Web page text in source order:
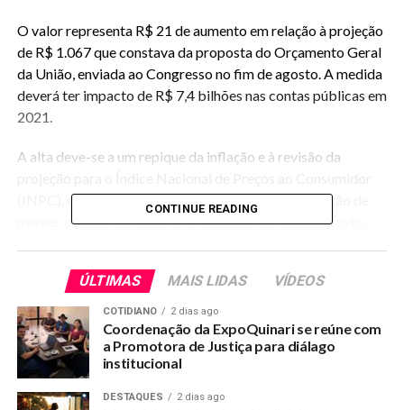
O valor representa R$ 21 de aumento em relação à projeção
de R$ 1.067 que constava da proposta do Orçamento Geral
da União, enviada ao Congresso no fim de agosto. A medida
deverá ter impacto de R$ 7,4 bilhões nas contas públicas em
2021.
A alta deve-se a um repique da inflação e à revisão da
(INPC), usado para cumprir o objetivo da Constituição de
manter o poder de compra do salário mínimo. Em agosto,
projetava que o INPC encerraria 2020 em 2,09%. No fim de
novembro, a previsão saltou para 4,1%, após a alta no preço
dos alimentos no segundo semestre.
Segundo o projeto da LDO, cada R$ 1 de aumento do salário
mínimo eleva a previsão de gastos do governo em R$ 355
CONTINUE READING
ÚLTIMAS MAIS LIDAS VÍDEOS
COTIDIANO 2 dias ago
Coordenação da ExpoQuinari se reúne com
a Promotora de Justiça para diálago
institucional
DESTAQUES 2 dias ago